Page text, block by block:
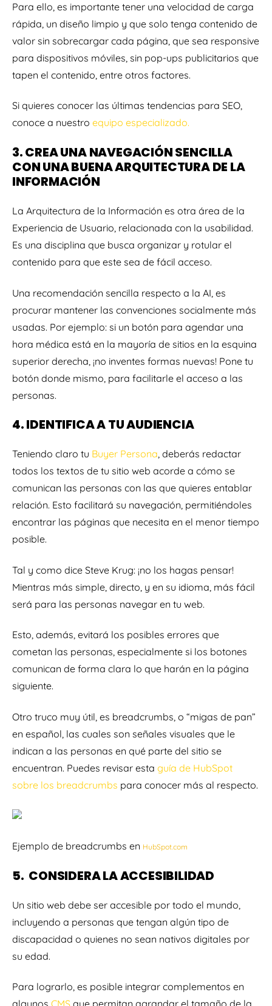
Para ello, es importante tener una velocidad de carga
rápida, un diseño limpio y que solo tenga contenido de
valor sin sobrecargar cada página, que sea responsive
para dispositivos móviles, sin pop-ups publicitarios que
tapen el contenido, entre otros factores.
Si quieres conocer las últimas tendencias para SEO,
conoce a nuestro equipo especializado.
3. CREA UNA NAVEGACIÓN SENCILLA
CON UNA BUENA ARQUITECTURA DE LA
INFORMACIÓN
La Arquitectura de la Información es otra área de la
Experiencia de Usuario, relacionada con la usabilidad.
Es una disciplina que busca organizar y rotular el
contenido para que este sea de fácil acceso.
Una recomendación sencilla respecto a la AI, es
procurar mantener las convenciones socialmente más
usadas. Por ejemplo: si un botón para agendar una
hora médica está en la mayoría de sitios en la esquina
superior derecha, ¡no inventes formas nuevas! Pone tu
botón donde mismo, para facilitarle el acceso a las
personas.
4. IDENTIFICA A TU AUDIENCIA
Teniendo claro tu Buyer Persona, deberás redactar
todos los textos de tu sitio web acorde a cómo se
comunican las personas con las que quieres entablar
relación. Esto facilitará su navegación, permitiéndoles
encontrar las páginas que necesita en el menor tiempo
posible.
Tal y como dice Steve Krug: ¡no los hagas pensar!
Mientras más simple, directo, y en su idioma, más fácil
será para las personas navegar en tu web.
Esto, además, evitará los posibles errores que
cometan las personas, especialmente si los botones
comunican de forma clara lo que harán en la página
siguiente.
Otro truco muy útil, es breadcrumbs, o “migas de pan”
en español, las cuales son señales visuales que le
indican a las personas en qué parte del sitio se
encuentran. Puedes revisar esta guía de HubSpot
sobre los breadcrumbs para conocer más al respecto.
Ejemplo de breadcrumbs en HubSpot.com
5. CONSIDERA LA ACCESIBILIDAD
Un sitio web debe ser accesible por todo el mundo,
incluyendo a personas que tengan algún tipo de
discapacidad o quienes no sean nativos digitales por
su edad.
Para lograrlo, es posible integrar complementos en